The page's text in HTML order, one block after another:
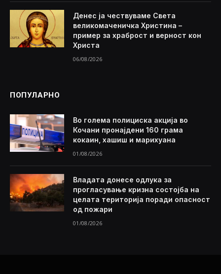
Денес ја чествуваме Света
великомаченичка Христина –
пример за храброст и верност кон
Христа
06/08/2026
ПОПУЛАРНО
Во голема полициска акција во
Кочани пронајдени 160 грама
кокаин, хашиш и марихуана
01/08/2026
Владата донесе одлука за
прогласување кризна состојба на
целата територија поради опасност
од пожари
01/08/2026